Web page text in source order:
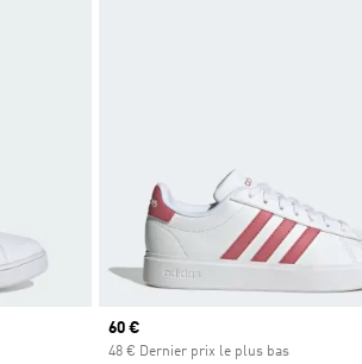
Prix actuel
60 €
48 € Dernier prix le plus bas